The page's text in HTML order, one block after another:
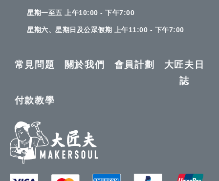
星期一至五 上午10:00 - 下午7:00
星期六、星期日及公眾假期 上午11:00 - 下午7:00
常見問題 關於我們 會員計劃
大匠夫日
誌
付款教學